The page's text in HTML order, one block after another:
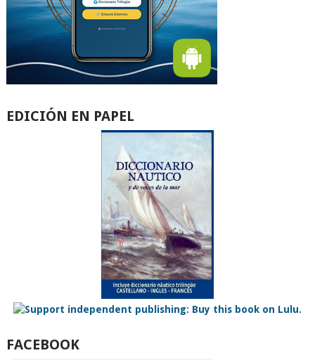
EDICIÓN EN PAPEL
FACEBOOK